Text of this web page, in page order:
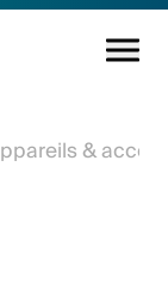
&